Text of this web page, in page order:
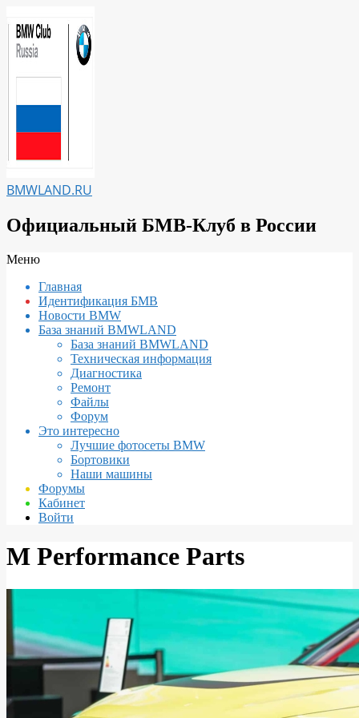
к
содержимому
BMWLAND.RU
Официальный БМВ-Клуб в России
Вторичное
навигации
Меню
Главная
Идентификация БМВ
Новости BMW
База знаний BMWLAND
База знаний BMWLAND
Техническая информация
Диагностика
Ремонт
Файлы
Форум
Это интересно
Лучшие фотосеты BMW
Бортовики
Наши машины
Форумы
Кабинет
Войти
M Performance Parts